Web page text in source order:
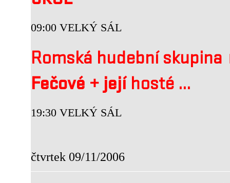
09:00 VELKÝ SÁL
Romská hudební
Fečové +jejíhosté ...
19:30 VELKÝ SÁL
čtvrtek 09/11/2006